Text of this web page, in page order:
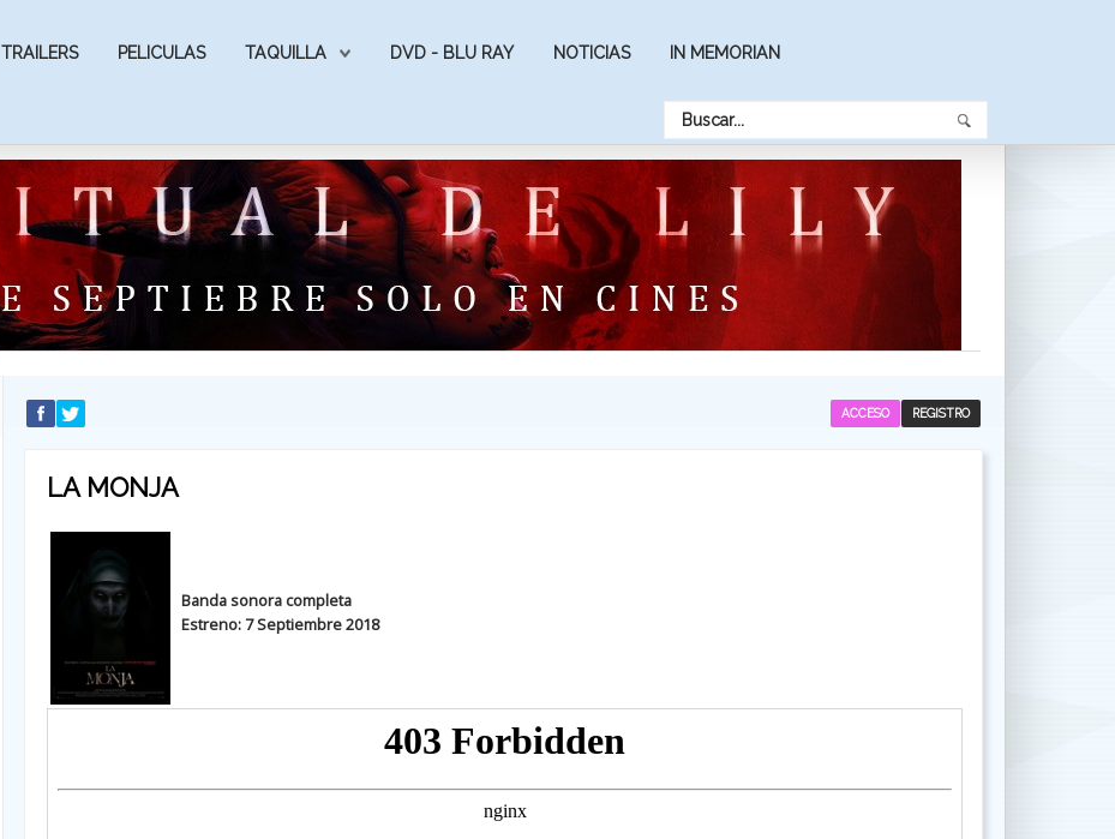
TRAILERS PELICULAS TAQUILLA DVD - BLU RAY NOTICIAS IN MEMORIAN
REGISTRO
ACCESO
LA MONJA
Banda sonora completa
Estreno: 7 Septiembre 2018